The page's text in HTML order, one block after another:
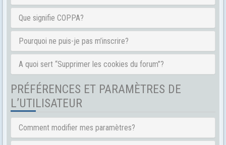
Que signifie COPPA?
Pourquoi ne puis-je pas m’inscrire?
A quoi sert “Supprimer les cookies du forum”?
PRÉFÉRENCES ET PARAMÈTRES DE
L’UTILISATEUR
Comment modifier mes paramètres?